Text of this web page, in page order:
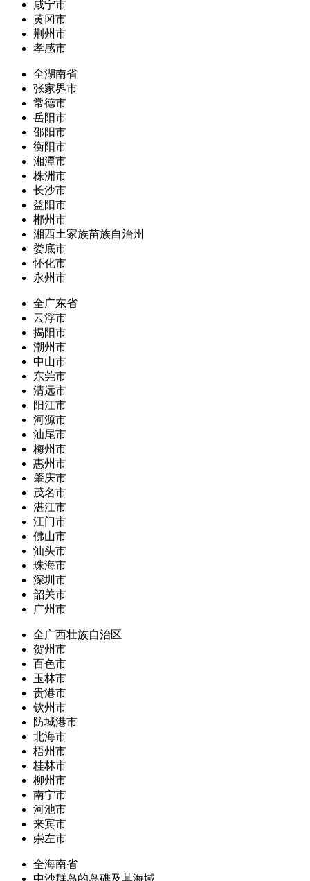
咸宁市
黄冈市
荆州市
孝感市
全湖南省
张家界市
常德市
岳阳市
邵阳市
衡阳市
湘潭市
株洲市
长沙市
益阳市
郴州市
湘西土家族苗族自治州
娄底市
怀化市
永州市
全广东省
云浮市
揭阳市
潮州市
中山市
东莞市
清远市
阳江市
河源市
汕尾市
梅州市
惠州市
肇庆市
茂名市
湛江市
江门市
佛山市
汕头市
珠海市
深圳市
韶关市
广州市
全广西壮族自治区
贺州市
百色市
玉林市
贵港市
钦州市
防城港市
北海市
梧州市
桂林市
柳州市
南宁市
河池市
来宾市
崇左市
全海南省
中沙群岛的岛礁及其海域